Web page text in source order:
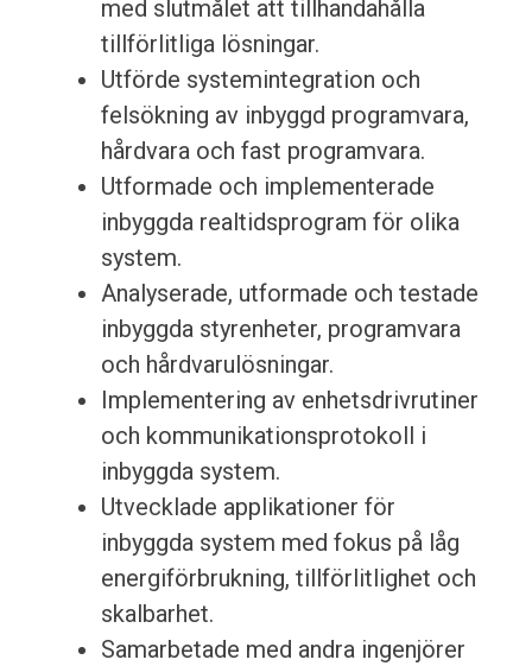
med slutmålet att tillhandahålla
tillförlitliga lösningar.
Utförde systemintegration och
felsökning av inbyggd programvara,
hårdvara och fast programvara.
Utformade och implementerade
inbyggda realtidsprogram för olika
system.
Analyserade, utformade och testade
inbyggda styrenheter, programvara
och hårdvarulösningar.
Implementering av enhetsdrivrutiner
och kommunikationsprotokoll i
inbyggda system.
Utvecklade applikationer för
inbyggda system med fokus på låg
energiförbrukning, tillförlitlighet och
skalbarhet.
Samarbetade med andra ingenjörer